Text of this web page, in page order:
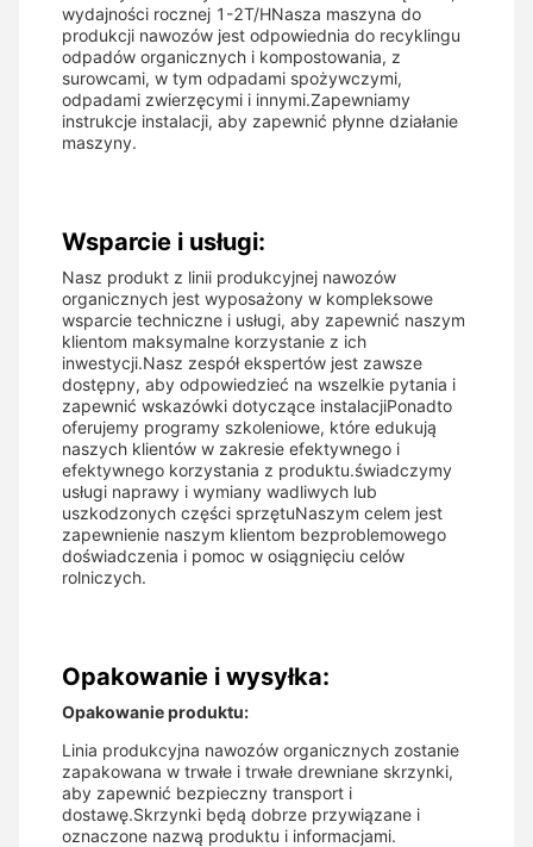
wydajności rocznej 1-2T/HNasza maszyna do
produkcji nawozów jest odpowiednia do recyklingu
odpadów organicznych i kompostowania, z
surowcami, w tym odpadami spożywczymi,
odpadami zwierzęcymi i innymi.Zapewniamy
instrukcje instalacji, aby zapewnić płynne działanie
maszyny.
Wsparcie i usługi:
Nasz produkt z linii produkcyjnej nawozów
organicznych jest wyposażony w kompleksowe
wsparcie techniczne i usługi, aby zapewnić naszym
klientom maksymalne korzystanie z ich
inwestycji.Nasz zespół ekspertów jest zawsze
dostępny, aby odpowiedzieć na wszelkie pytania i
zapewnić wskazówki dotyczące instalacjiPonadto
oferujemy programy szkoleniowe, które edukują
naszych klientów w zakresie efektywnego i
efektywnego korzystania z produktu.świadczymy
usługi naprawy i wymiany wadliwych lub
uszkodzonych części sprzętuNaszym celem jest
zapewnienie naszym klientom bezproblemowego
doświadczenia i pomoc w osiągnięciu celów
rolniczych.
Opakowanie i wysyłka:
Opakowanie produktu:
Linia produkcyjna nawozów organicznych zostanie
zapakowana w trwałe i trwałe drewniane skrzynki,
aby zapewnić bezpieczny transport i
dostawę.Skrzynki będą dobrze przywiązane i
oznaczone nazwą produktu i informacjami.